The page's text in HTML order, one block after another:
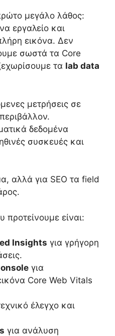
μεγάλο λάθος:
εργαλείο και
εικόνα. Δεν
σωστά τα Core
τα lab data
μετρήσεις σε
δεδομένα
συσκευές και
αλλά για SEO τα field
προτείνουμε είναι:
Insights για γρήγορη
για
Core Web Vitals
έλεγχο και
για ανάλυση